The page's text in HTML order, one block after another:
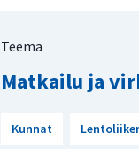
Teema
Matkailu ja
Kunnat